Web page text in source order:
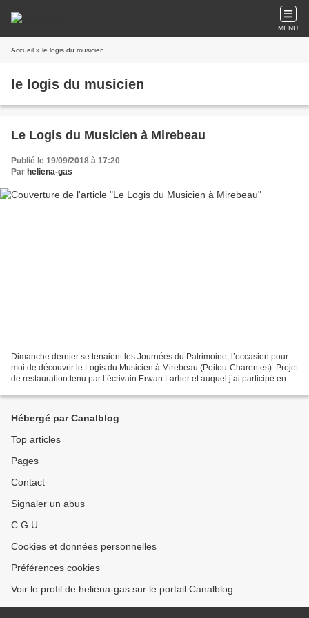
MENU
Accueil » le logis du musicien
le logis du musicien
Le Logis du Musicien à Mirebeau
Publié le 19/09/2018 à 17:20
Par heliena-gas
Dimanche dernier se tenaient les Journées du Patrimoine, l’occasion pour
moi de découvrir le Logis du Musicien à Mirebeau (Poitou-Charentes). Projet
de restauration tenu par l’écrivain Erwan Larher et auquel j’ai participé en
Hébergé par Canalblog
Top articles
Pages
Contact
Signaler un abus
C.G.U.
Cookies et données personnelles
Préférences cookies
Voir le profil de heliena-gas sur le portail Canalblog